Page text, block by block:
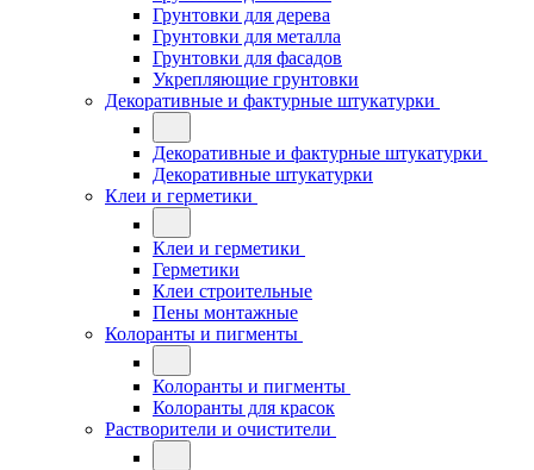
Грунтовки для дерева
Грунтовки для металла
Грунтовки для фасадов
Укрепляющие грунтовки
Декоративные и фактурные штукатурки
Декоративные и фактурные штукатурки
Декоративные штукатурки
Клеи и герметики
Клеи и герметики
Герметики
Клеи строительные
Пены монтажные
Колоранты и пигменты
Колоранты и пигменты
Колоранты для красок
Растворители и очистители